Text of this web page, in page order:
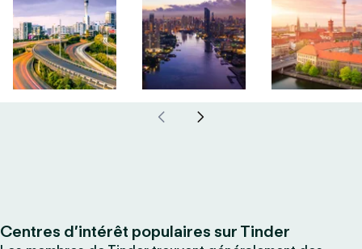
Centres d’intérêt populaires sur Tinder